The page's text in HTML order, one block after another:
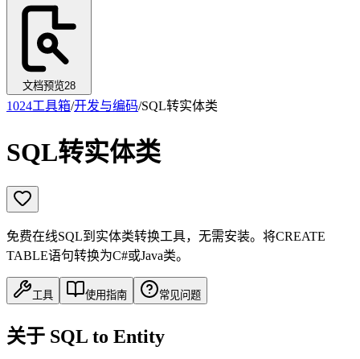
文档预览28
1024工具箱/开发与编码/SQL转实体类
SQL转实体类
免费在线SQL到实体类转换工具，无需安装。将CREATE
TABLE语句转换为C#或Java类。
工具 使用指南 常见问题
关于 SQL to Entity